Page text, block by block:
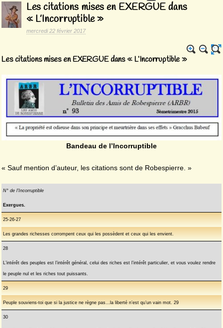
Les citations mises en EXERGUE dans
« L’Incorruptible »
mercredi 22 février 2017
Les citations mises en EXERGUE dans « L’Incorruptible »
Bandeau de l’Incorruptible
Sauf mention d’auteur, les citations sont de Robespierre.
N° de l’Incorruptible
Exergues.
25-26-27
Les grandes richesses corrompent ceux qui les possèdent et ceux qui les envient.
28
L’intérêt des peuples est l’intérêt général, celui des riches est l’intérêt particulier, et vous voulez rendre
le peuple nul et les riches tout puissants.
29
Peuple souviens-toi que si la justice ne règne pas…la liberté n’est qu’un vain mot. 29
30